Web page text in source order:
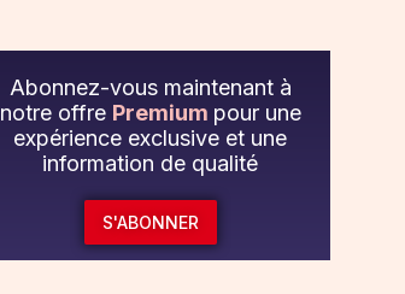
Abonnez-vous maintenant à
notre offre Premium pour une
expérience exclusive et une
information de qualité
S'ABONNER